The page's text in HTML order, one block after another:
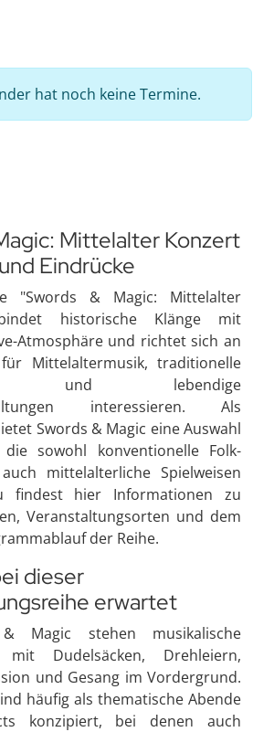
hat noch keine Termine.
Mittelalter Konzert
Eindrücke
"Swords & Magic: Mittelalter
historische Klänge mit
Atmosphäre und richtet sich an
Mittelaltermusik, traditionelle
und lebendige
interessieren. Als
Swords & Magic eine Auswahl
sowohl konventionelle Folk-
mittelalterliche Spielweisen
findest hier Informationen zu
Veranstaltungsorten und dem
der Reihe.
dieser
erwartet
Magic stehen musikalische
mit Dudelsäcken, Drehleiern,
und Gesang im Vordergrund.
häufig als thematische Abende
konzipiert, bei denen auch